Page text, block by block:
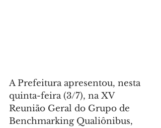
A Prefeitura apresentou, nesta
quinta-feira (3/7), na XV
Reunião Geral do Grupo de
Benchmarking Qualiônibus,